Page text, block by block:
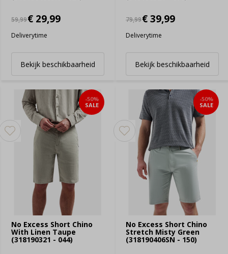
59,99€ 29,99
Deliverytime
Bekijk beschikbaarheid
79,99€ 39,99
Deliverytime
Bekijk beschikbaarheid
No Excess Short Chino
With Linen Taupe
(318190321 - 044)
-50%
SALE
No Excess Short Chino
Stretch Misty Green
(318190406SN - 150)
-50%
SALE